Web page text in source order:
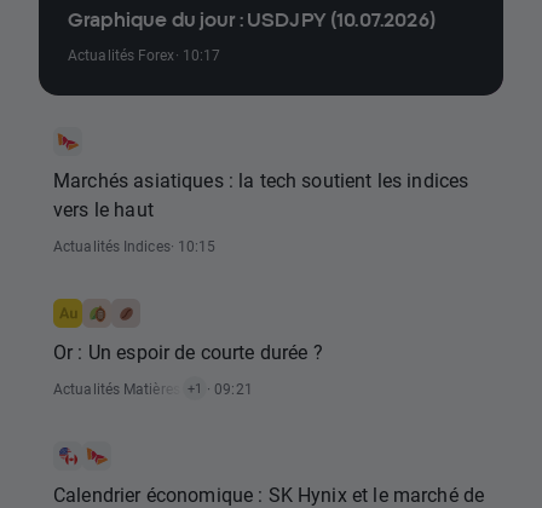
Graphique du jour : USDJPY (10.07.2026)
Actualités Forex· 10:17
Marchés asiatiques : la tech soutient les indices
vers le haut
Actualités Indices· 10:15
Or : Un espoir de courte durée ?
Actualités Matières Premières
+1 · 09:21
Calendrier économique : SK Hynix et le marché de